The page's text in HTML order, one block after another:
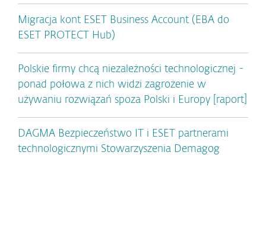
Migracja kont ESET Business Account (EBA do
ESET PROTECT Hub)
Polskie firmy chcą niezależności technologicznej -
ponad połowa z nich widzi zagrożenie w
używaniu rozwiązań spoza Polski i Europy [raport]
DAGMA Bezpieczeństwo IT i ESET partnerami
technologicznymi Stowarzyszenia Demagog